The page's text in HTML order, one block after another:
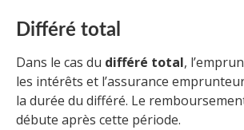
Différé total
Dans le cas du différé total,
les intérêts et l’assurance
la durée du différé. Le
débute après cette période.